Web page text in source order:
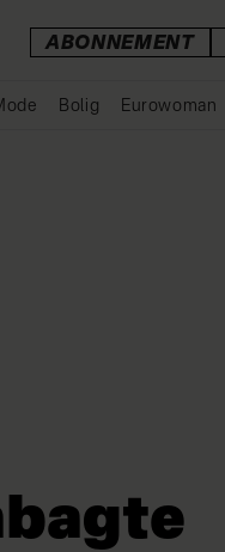
ABONNEMENT
Bolig Eurowoman